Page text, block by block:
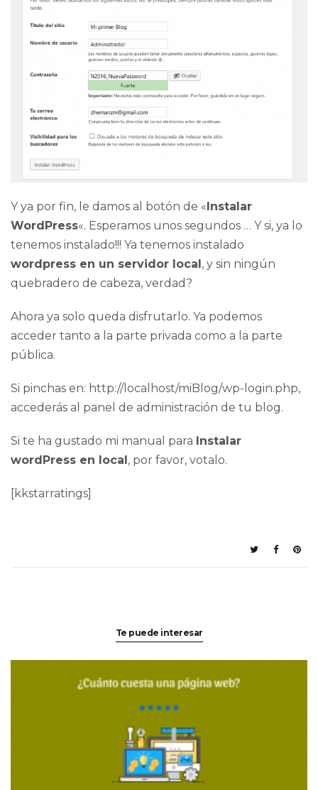
Y ya por fin, le damos al botón de « Instalar
WordPress«. Esperamos unos segundos … Y si, ya lo
tenemos instalado!!! Ya tenemos instalado
wordpress en un servidor local , y sin ningún
quebradero de cabeza, verdad?
Ahora ya solo queda disfrutarlo. Ya podemos
acceder tanto a la parte privada como a la parte
pública.
Si pinchas en: http://localhost/miBlog/wp-login.php,
accederás al panel de administración de tu blog.
Si te ha gustado mi manual para Instalar
wordPress en local , por favor, votalo.
[kkstarratings]
Te puede interesar